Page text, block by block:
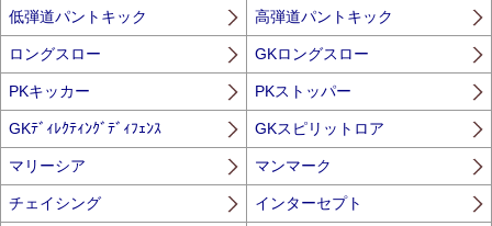
低弾道パントキック 高弾道パントキック
ロングスロー GKロングスロー
PKキッカー PKストッパー
GKﾃﾞｨﾚｸﾃｨﾝｸﾞﾃﾞｨﾌｪﾝｽ GKスピリットロア
マリーシア マンマーク
チェイシング インターセプト